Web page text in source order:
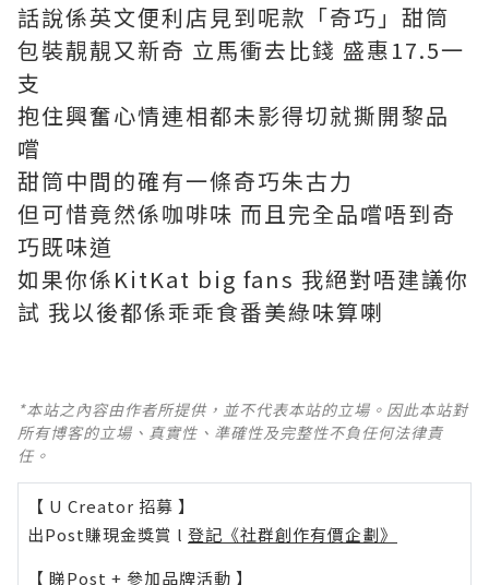
話說係英文便利店見到呢款「奇巧」甜筒
包裝靚靚又新奇 立馬衝去比錢 盛惠17.5一
支
抱住興奮心情連相都未影得切就撕開黎品
嚐
甜筒中間的確有一條奇巧朱古力
但可惜竟然係咖啡味 而且完全品嚐唔到奇
巧既味道
如果你係KitKat big fans 我絕對唔建議你
試 我以後都係乖乖食番美綠味算喇
*本站之內容由作者所提供，並不代表本站的立場。因此本站對
所有博客的立場、真實性、準確性及完整性不負任何法律責
任。
【 U Creator 招募 】
出Post賺現金獎賞 l 登記《社群創作有價企劃》
【 睇Post + 參加品牌活動 】